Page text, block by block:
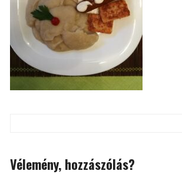
navigation
Vélemény, hozzászólás?